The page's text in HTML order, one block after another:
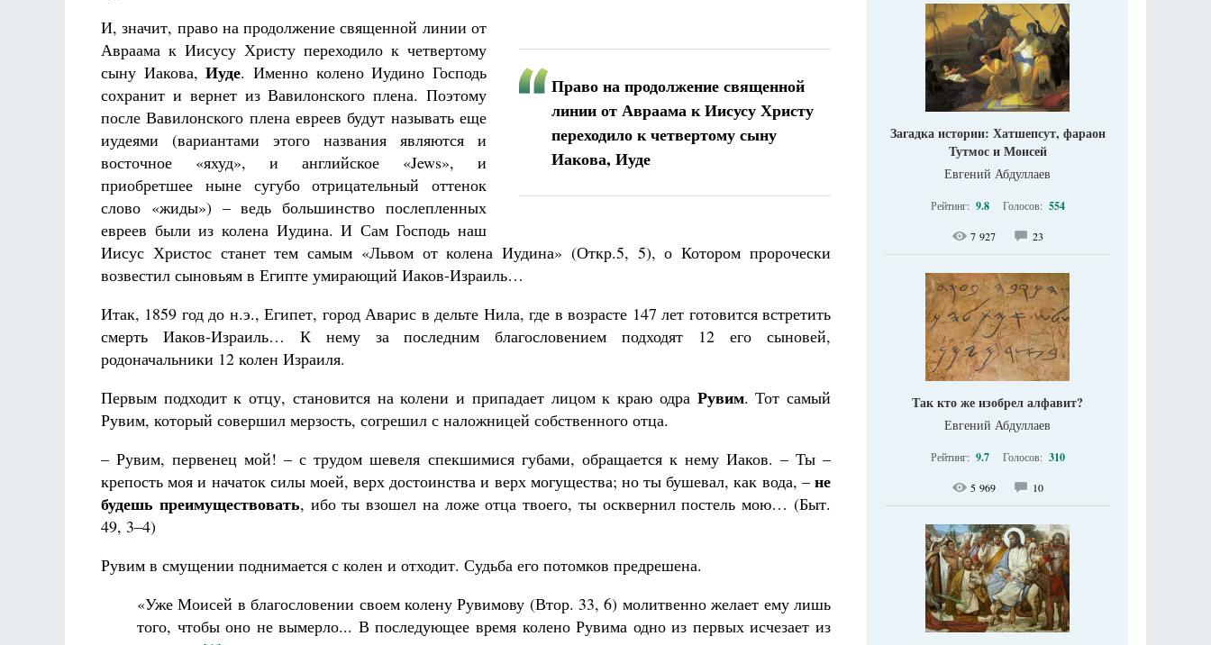
Право на продолжение священной
линии от Авраама к Иисусу Христу
переходило к четвертому сыну
Иакова, Иуде
И, значит, право на продолжение священной линии от
Авраама к Иисусу Христу переходило к четвертому
сыну Иакова,Иуде. Именно колено Иудино Господь
сохранит и вернет из Вавилонского плена. Поэтому
после Вавилонского плена евреев будут называть еще
иудеями (вариантами этого названия являются и
восточное «яхуд», и английское «Jews», и
приобретшее ныне сугубо отрицательный оттенок
слово «жиды») – ведь большинство послепленных
евреев были из колена Иудина. И Сам Господь наш
Иисус Христос станет тем самым «Львом от колена Иудина» (Откр.5, 5), о Котором пророчески
возвестил сыновьям в Египте умирающий Иаков-Израиль…
Итак, 1859 год до н.э., Египет, город Аварис в дельте Нила, где в возрасте 147 лет готовится встретить
смерть Иаков-Израиль… К нему за последним благословением подходят 12 его сыновей,
родоначальники 12 колен Израиля.
Первым подходит к отцу, становится на колени и припадает лицом к краю одра Рувим. Тот самый
Рувим, который совершил мерзость, согрешил с наложницей собственного отца.
– Рувим, первенец мой! – с трудом шевеля спекшимися губами, обращается к нему Иаков. – Ты –
крепость моя и начаток силы моей, верх достоинства и верх могущества; но ты бушевал, как вода, – не
будешь преимуществовать, ибо ты взошел на ложе отца твоего, ты осквернил постель мою… (Быт.
49, 3–4)
Рувим в смущении поднимается с колен и отходит. Судьба его потомков предрешена.
«Уже Моисей в благословении своем колену Рувимову (Втор. 33, 6) молитвенно желает ему лишь
того, чтобы оно не вымерло... В последующее время колено Рувима одно из первых исчезает из
Загадка истории: Хатшепсут, фараон
Тутмос и Моисей
Евгений Абдуллаев
Рейтинг: 9.8 Голосов: 554
7 927 23
Так кто же изобрел алфавит?
Евгений Абдуллаев
Рейтинг: 9.7 Голосов: 310
5 969 10